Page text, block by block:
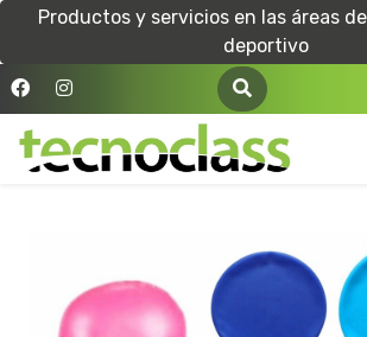
Productos y servicios en las áreas
deportivo